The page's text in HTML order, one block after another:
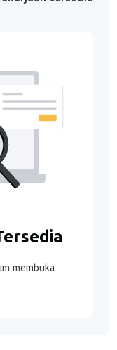
membuka